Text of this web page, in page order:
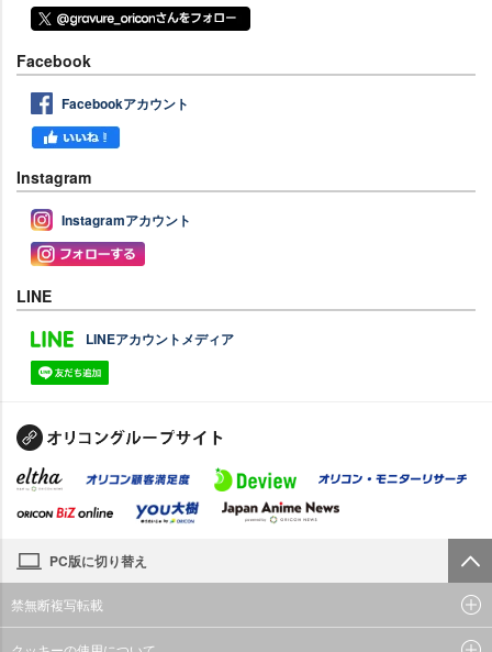
Facebook
Facebookアカウント
Instagram
Instagramアカウント
LINE
LINEアカウントメディア
PC版に切り替え
禁無断複写転載